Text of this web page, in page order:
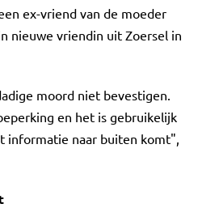
ex-vriend van de moeder
nieuwe vriendin uit Zoersel in
moord niet bevestigen.
en het is gebruikelijk
informatie naar buiten komt",